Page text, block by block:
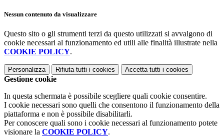
Nessun contenuto da visualizzare
Questo sito o gli strumenti terzi da questo utilizzati si avvalgono di
cookie necessari al funzionamento ed utili alle finalità illustrate nella
COOKIE POLICY.
Personalizza Rifiuta tutti i cookies Accetta tutti i cookies
Gestione cookie
In questa schermata è possibile scegliere quali cookie consentire.
I cookie necessari sono quelli che consentono il funzionamento della
piattaforma e non è possibile disabilitarli.
Per conoscere quali sono i cookie necessari al funzionamento potete
visionare la COOKIE POLICY.